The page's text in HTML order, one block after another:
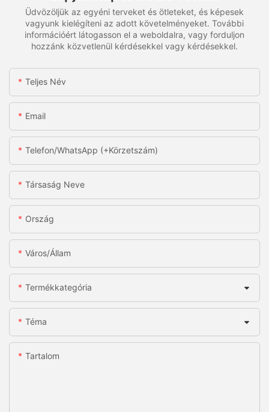
Üdvözöljük az egyéni terveket és ötleteket, és képesek
vagyunk kielégíteni az adott követelményeket. További
információért látogasson el a weboldalra, vagy forduljon
hozzánk közvetlenül kérdésekkel vagy kérdésekkel.
Teljes Név
Email
Telefon/WhatsApp (+körzetszám)
Társaság Neve
Ország
Város/állam
Termékkategória
Téma
Tartalom